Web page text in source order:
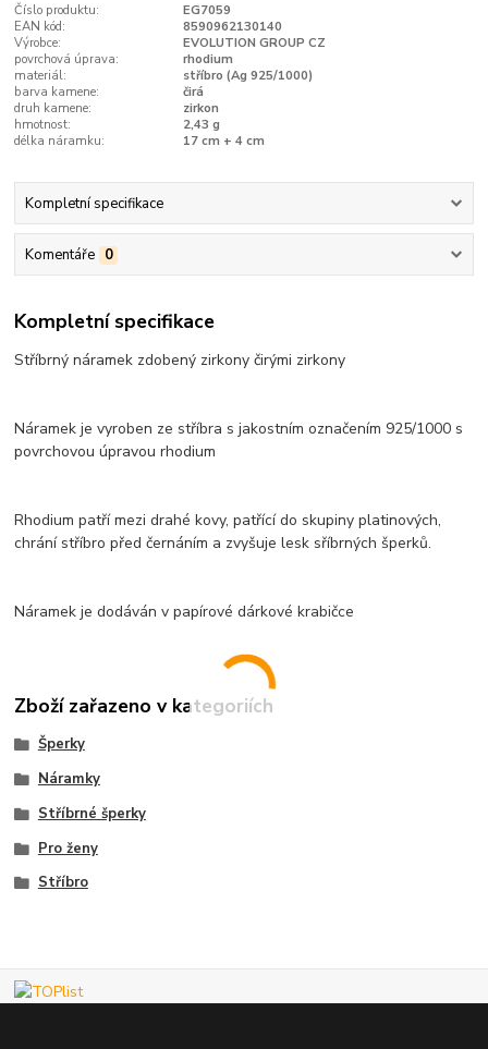
Číslo produktu:
EG7059
EAN kód:
8590962130140
Výrobce:
EVOLUTION GROUP CZ
povrchová úprava:
rhodium
materiál:
stříbro (Ag 925/1000)
barva kamene:
čirá
druh kamene:
zirkon
hmotnost:
2,43 g
délka náramku:
17 cm + 4 cm
Kompletní specifikace
Komentáře 0
Kompletní specifikace
Stříbrný náramek zdobený zirkony čirými zirkony
Náramek je vyroben ze stříbra s jakostním označením 925/1000 s
povrchovou úpravou rhodium
Rhodium patří mezi drahé kovy, patřící do skupiny platinových,
chrání stříbro před černáním a zvyšuje lesk sříbrných šperků.
Náramek je dodáván v papírové dárkové krabičce
Zboží zařazeno v kategoriích
Šperky
Náramky
Stříbrné šperky
Pro ženy
Stříbro